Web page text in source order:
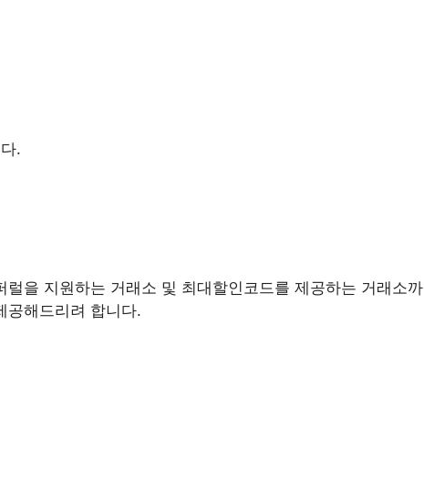
.
럴을 지원하는 거래소 및 최대할인코드를 제공하는 거래소까
공해드리려 합니다.